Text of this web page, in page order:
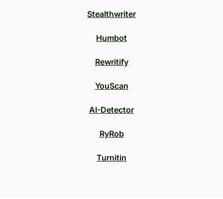
Stealthwriter
Humbot
Rewritify
YouScan
AI-Detector
RyRob
Turnitin